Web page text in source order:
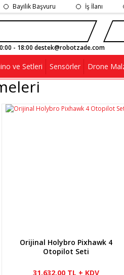
Bayilik Başvuru İş İlanı
- 18:00 destek@robotzade.com
ve Setleri Sensörler Drone
Orijinal Holybro Pixhawk 4
Otopilot Seti
31.632,00 TL + KDV